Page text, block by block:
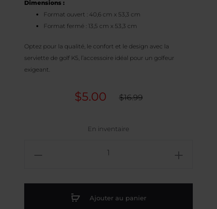
Dimensions :
Format ouvert : 40,6 cm x 53,3 cm
Format fermé : 13,5 cm x 53,3 cm
Optez pour la qualité, le confort et le design avec la
serviette de golf K5, l’accessoire idéal pour un golfeur
exigeant.
$16.99
Le
$5.00
En inventaire
Ajouter au panier